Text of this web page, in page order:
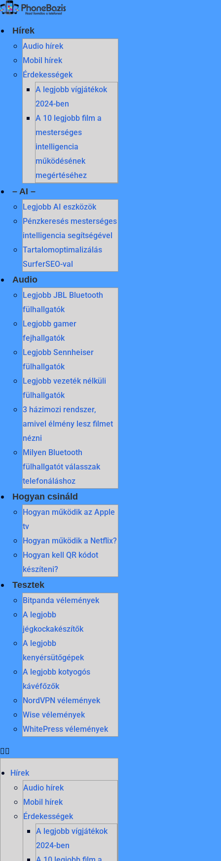
Skip
to
content
Hírek
Audio hírek
Mobil hírek
Érdekességek
A legjobb vígjátékok
2024-ben
A 10 legjobb film a
mesterséges
intelligencia
működésének
megértéséhez
– AI –
Legjobb AI eszközök
Pénzkeresés mesterséges
intelligencia segítségével
Tartalomoptimalizálás
SurferSEO-val
Audio
Legjobb JBL Bluetooth
fülhallgatók
Legjobb gamer
fejhallgatók
Legjobb Sennheiser
fülhallgatók
Legjobb vezeték nélküli
fülhallgatók
3 házimozi rendszer,
amivel élmény lesz filmet
nézni
Milyen Bluetooth
fülhallgatót válasszak
telefonáláshoz
Hogyan csináld
Hogyan működik az Apple
tv
Hogyan működik a Netflix?
Hogyan kell QR kódot
készíteni?
Tesztek
Bitpanda vélemények
A legjobb
jégkockakészítők
A legjobb
kenyérsütőgépek
A legjobb kotyogós
kávéfőzők
NordVPN vélemények
Wise vélemények
WhitePress vélemények
Hírek
Audio hírek
Mobil hírek
Érdekességek
A legjobb vígjátékok
2024-ben